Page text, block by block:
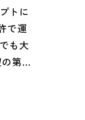
で
りた
働け
ま
トに
で運
も大
第一